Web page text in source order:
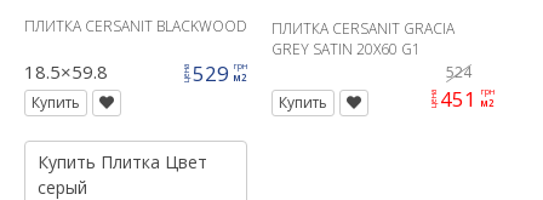
ПЛИТКА CERSANIT BLACKWOOD
18.5×59.8 цена529 грн
м2
Купить
ПЛИТКА CERSANIT GRACIA
GREY SATIN 20X60 G1
524
Купить
цена451 грн
м2
Купить Плитка Цвет
серый